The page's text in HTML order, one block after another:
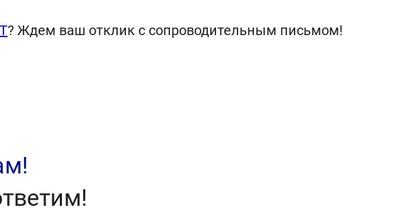
? Ждем ваш отклик с сопроводительным письмом!